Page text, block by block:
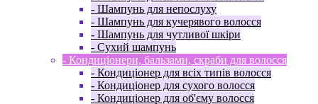
- Шампунь для непослуху
- Шампунь для кучерявого волосся
- Шампунь для чутливої ​​шкіри
- Сухий шампунь
- Кондиціонери, бальзами, скраби для волосся
- Кондиціонер для всіх типів волосся
- Кондиціонер для сухого волосся
- Кондиціонер для об'єму волосся